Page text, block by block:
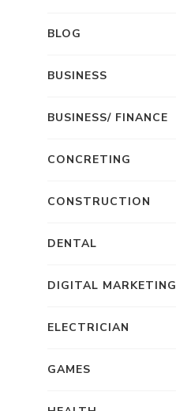
BLOG
BUSINESS
BUSINESS/ FINANCE
CONCRETING
CONSTRUCTION
DENTAL
DIGITAL MARKETING
ELECTRICIAN
GAMES